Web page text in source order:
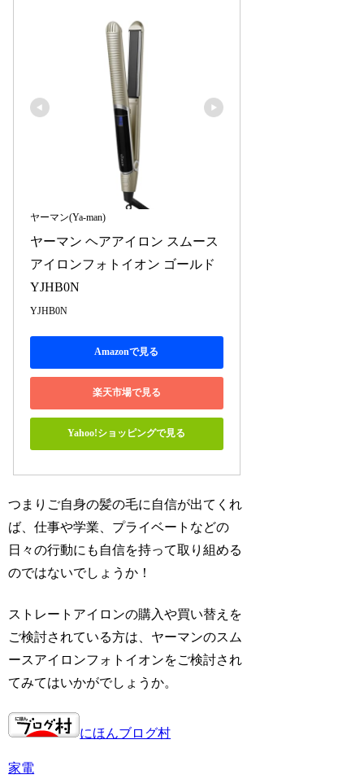
ヤーマン(Ya-man)
ヤーマン ヘアアイロン スムース
アイロンフォトイオン ゴールド
YJHB0N
YJHB0N
Amazonで見る
楽天市場で見る
Yahoo!ショッピングで見る
つまりご自身の髪の毛に自信が出てくれ
ば、仕事や学業、プライベートなどの
日々の行動にも自信を持って取り組める
のではないでしょうか！
ストレートアイロンの購入や買い替えを
ご検討されている方は、ヤーマンのスム
ースアイロンフォトイオンをご検討され
てみてはいかがでしょうか。
にほんブログ村
家電